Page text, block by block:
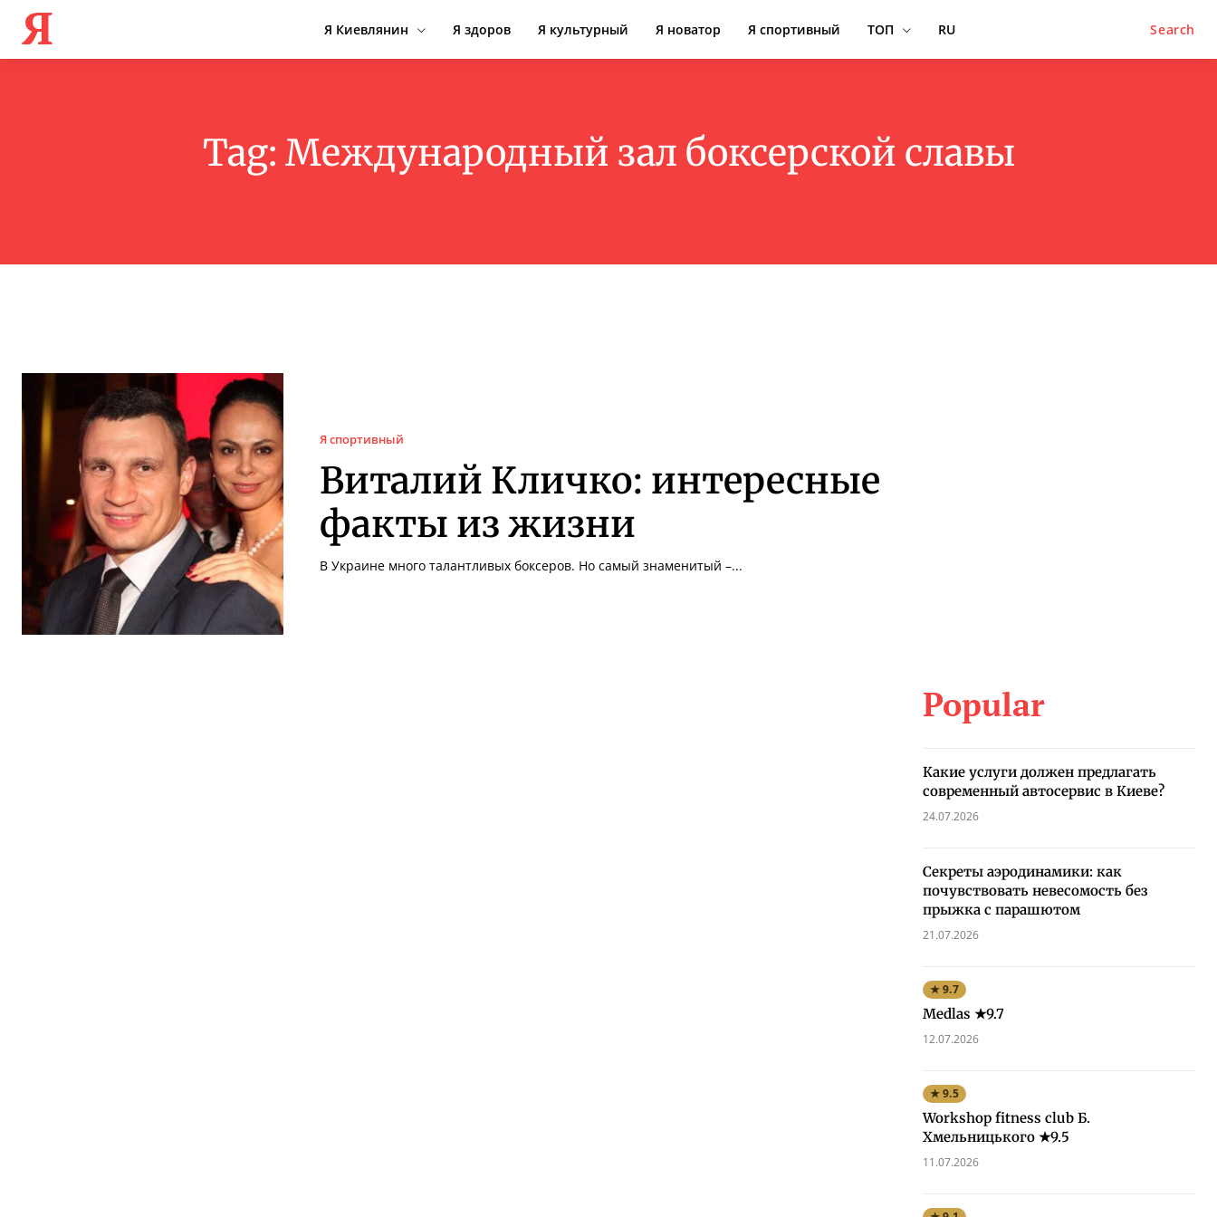
Я Я Киевлянин Я здоров Я культурный Я новатор Я спортивный ТОП RU Search
Tag: Международный зал боксерской славы
Я спортивный
Виталий Кличко: интересные
факты из жизни
В Украине много талантливых боксеров. Но самый знаменитый –...
Popular
Какие услуги должен предлагать
современный автосервис в Киеве?
24.07.2026
Секреты аэродинамики: как
почувствовать невесомость без
прыжка с парашютом
21.07.2026
★ 9.7
Medlas ★9.7
12.07.2026
★ 9.5
Workshop fitness club Б.
Хмельницького ★9.5
11.07.2026